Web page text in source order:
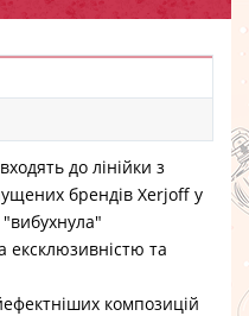
входять до лінійки з
брендів Xerjoff у
та
композицій